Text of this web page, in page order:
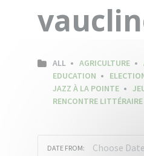
ALL AGRICULTURE
EDUCATION
JAZZ À LA POINTE
RENCONTRE LITTÉRAIRE
DATE FROM: